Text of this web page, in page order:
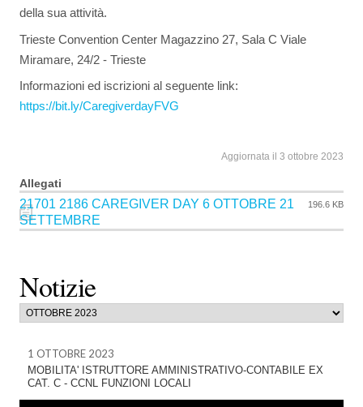
Notizie
1 OTTOBRE 2023
MOBILITA' ISTRUTTORE AMMINISTRATIVO-CONTABILE EX
CAT. C - CCNL FUNZIONI LOCALI
della sua attività.
Trieste Convention Center Magazzino 27, Sala C Viale
Miramare, 24/2 - Trieste
Informazioni ed iscrizioni al seguente link:
https://bit.ly/CaregiverdayFVG
Aggiornata il 3 ottobre 2023
Allegati
21701 2186 CAREGIVER DAY 6 OTTOBRE 21
SETTEMBRE
196.6 KB